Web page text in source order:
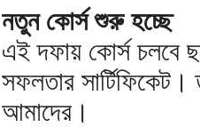
নতুন কোর্স শুরু হচ্ছে
এই দফায় কোর্স চলবে
সফলতার
আমাদের।